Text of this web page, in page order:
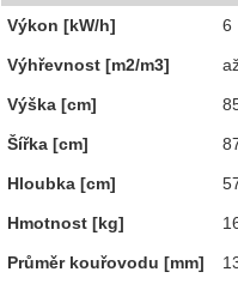
Výkon [kW/h] 6
Výhřevnost [m2/m3]
Výška [cm]
Šířka [cm]
Hloubka [cm]
Hmotnost [kg]
Průměr kouřovodu [mm]